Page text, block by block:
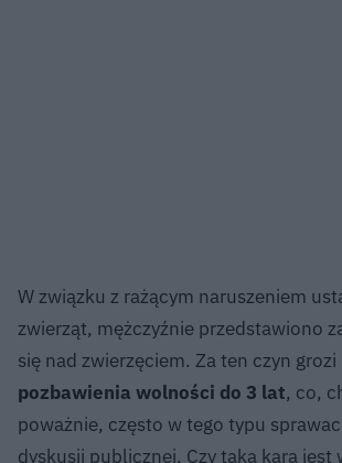
W związku z rażącym naruszeniem
zwierząt, mężczyźnie przedstawiono
się nad zwierzęciem. Za ten czyn grozi
pozbawienia wolności do 3 lat, co,
poważnie, często w tego typu
dyskusji publicznej. Czy taka kara jest